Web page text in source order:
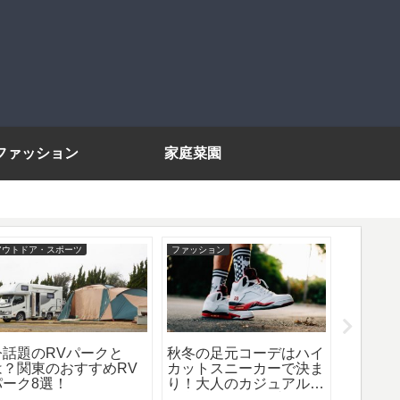
ァッション 家庭菜園
ウトドア・スポーツ
話題のRVパークと
？関東のおすすめRV
ク8選！
ファッション
秋冬の足元コーデはハイ
カットスニーカーで決ま
り！大人のカジュアルに